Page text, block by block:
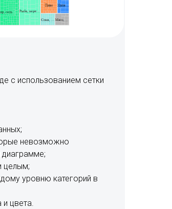
с использованием сетки
невозможно
диаграмме;
целым;
уровню категорий в
цвета.